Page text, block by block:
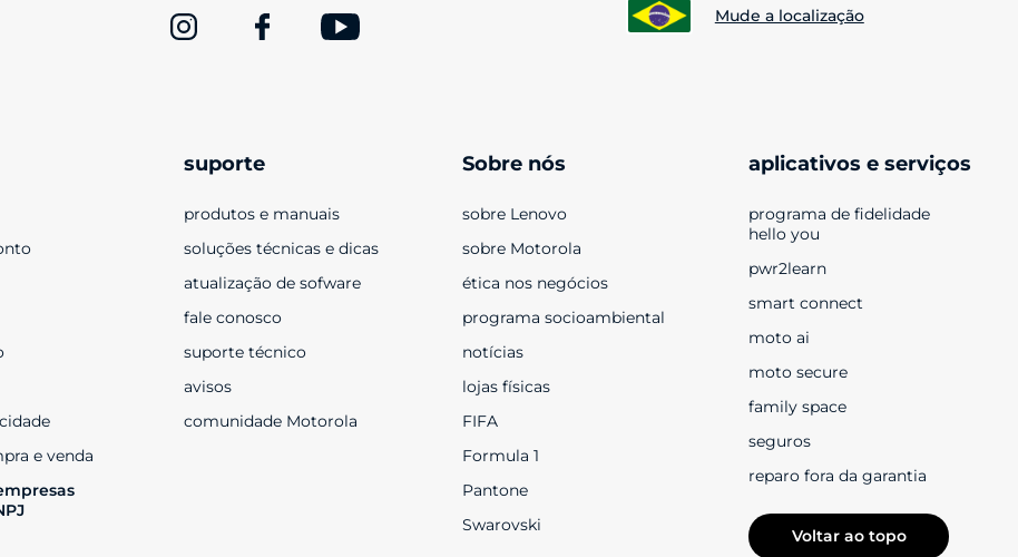
Mude a localização
e venda
suporte
produtos e manuais
soluções técnicas e dicas
atualização de sofware
fale conosco
suporte técnico
avisos
comunidade Motorola
Sobre nós
sobre Lenovo
sobre Motorola
ética nos negócios
programa socioambiental
notícias
lojas físicas
FIFA
Formula 1
Pantone
Swarovski
aplicativos e serviços
programa de fidelidade
hello you
pwr2learn
smart connect
moto ai
moto secure
family space
seguros
reparo fora da garantia
Voltar ao topo